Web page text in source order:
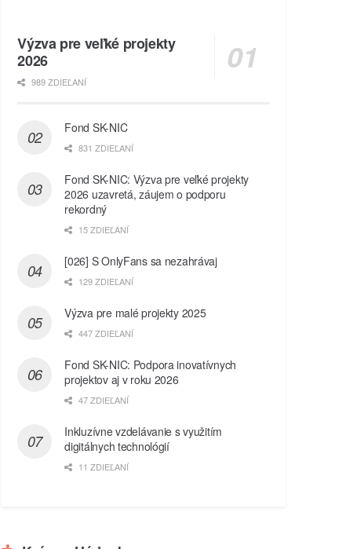
Výzva pre veľké projekty
2026
989 ZDIEĽANÍ
Fond SK-NIC
831 ZDIEĽANÍ
Fond SK-NIC: Výzva pre veľké projekty
2026 uzavretá, záujem o podporu
rekordný
15 ZDIEĽANÍ
[026] S OnlyFans sa nezahrávaj
129 ZDIEĽANÍ
Výzva pre malé projekty 2025
447 ZDIEĽANÍ
Fond SK-NIC: Podpora inovatívnych
projektov aj v roku 2026
47 ZDIEĽANÍ
Inkluzívne vzdelávanie s využitím
digitálnych technológií
11 ZDIEĽANÍ